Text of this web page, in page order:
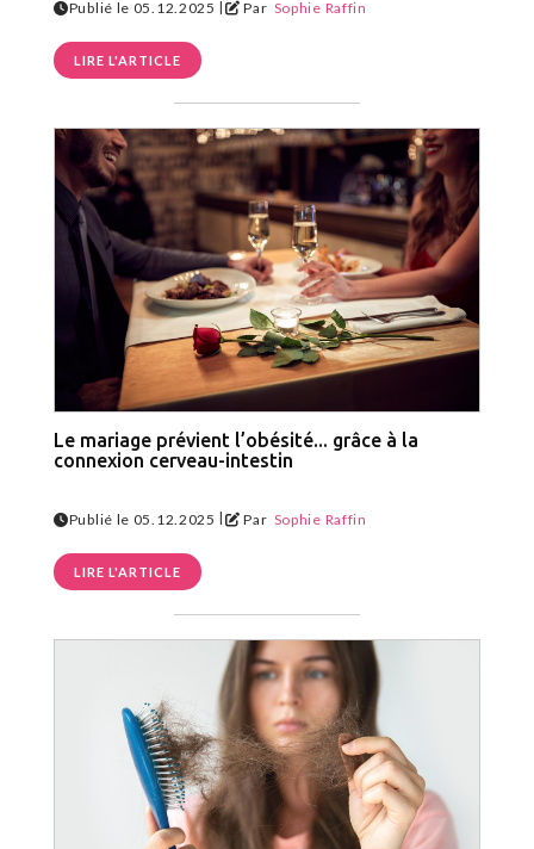
Publié le 05.12.2025 | Par Sophie Raffin
LIRE L'ARTICLE
Le mariage prévient l’obésité... grâce à la
connexion cerveau-intestin
Publié le 05.12.2025 | Par Sophie Raffin
LIRE L'ARTICLE